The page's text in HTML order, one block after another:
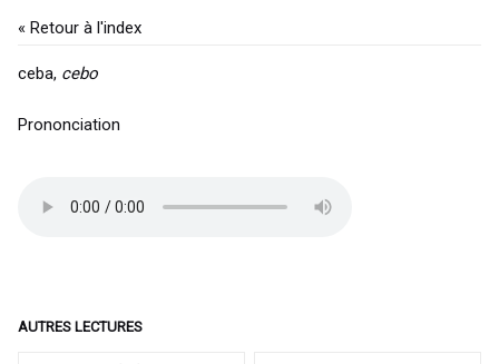
« Retour à l'index
ceba, cebo
Prononciation
AUTRES LECTURES